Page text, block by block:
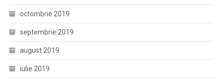
octombrie 2019
septembrie 2019
august 2019
iulie 2019